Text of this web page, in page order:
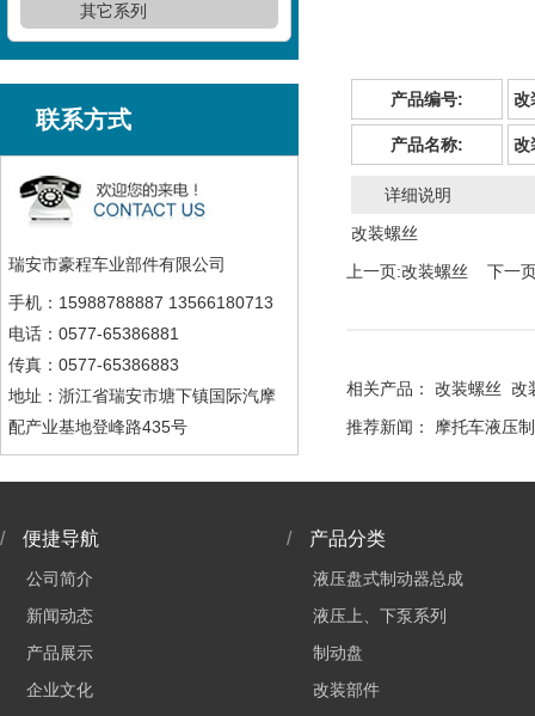
其它系列
联系方式
瑞安市豪程车业部件有限公司
手机：15988788887 13566180713
电话：0577-65386881
传真：0577-65386883
地址：浙江省瑞安市塘下镇国际汽摩
配产业基地登峰路435号
产品编号: 改
产品名称: 改
详细说明
改装螺丝
上一页:改装螺丝 下一
相关产品： 改装螺丝 改
推荐新闻： 摩托车液压
/ 便捷导航
公司简介
新闻动态
产品展示
企业文化
/ 产品分类
液压盘式制动器总成
液压上、下泵系列
制动盘
改装部件